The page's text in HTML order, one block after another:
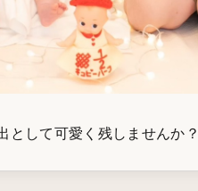
として可愛く残しませんか？